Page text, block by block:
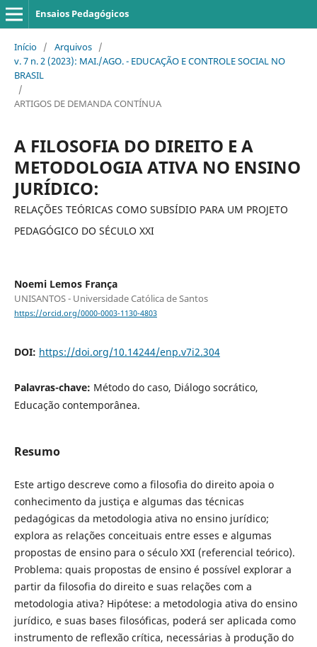
Ensaios Pedagógicos
Início / Arquivos /
v. 7 n. 2 (2023): MAI./AGO. - EDUCAÇÃO E CONTROLE SOCIAL NO
BRASIL
/
ARTIGOS DE DEMANDA CONTÍNUA
A FILOSOFIA DO DIREITO E A
METODOLOGIA ATIVA NO ENSINO
JURÍDICO:
RELAÇÕES TEÓRICAS COMO SUBSÍDIO PARA UM PROJETO
PEDAGÓGICO DO SÉCULO XXI
Noemi Lemos França
UNISANTOS - Universidade Católica de Santos
https://orcid.org/0000-0003-1130-4803
DOI: https://doi.org/10.14244/enp.v7i2.304
Palavras-chave: Método do caso, Diálogo socrático,
Educação contemporânea.
Resumo
Este artigo descreve como a filosofia do direito apoia o
conhecimento da justiça e algumas das técnicas
pedagógicas da metodologia ativa no ensino jurídico;
explora as relações conceituais entre esses e algumas
propostas de ensino para o século XXI (referencial teórico).
Problema: quais propostas de ensino é possível explorar a
partir da filosofia do direito e suas relações com a
metodologia ativa? Hipótese: a metodologia ativa do ensino
jurídico, e suas bases filosóficas, poderá ser aplicada como
instrumento de reflexão crítica, necessárias à produção do